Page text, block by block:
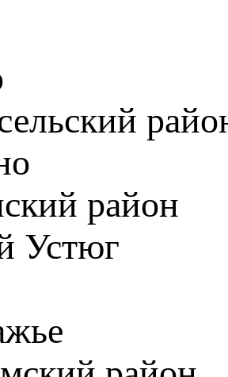
район
Устюг